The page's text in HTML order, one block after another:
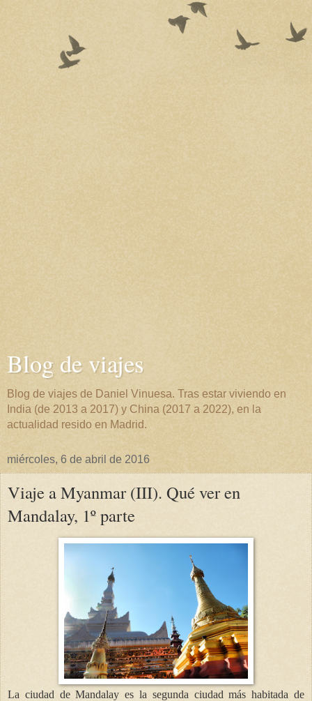
Blog de viajes
Blog de viajes de Daniel Vinuesa. Tras estar viviendo en
India (de 2013 a 2017) y China (2017 a 2022), en la
actualidad resido en Madrid.
miércoles, 6 de abril de 2016
Viaje a Myanmar (III). Qué ver en
Mandalay, 1º parte
La ciudad de Mandalay es la segunda ciudad más habitada de